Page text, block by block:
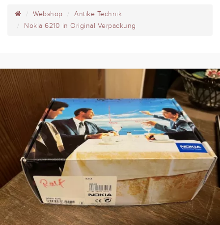
Webshop
Antike Technik
Nokia 6210 in Original Verpackung